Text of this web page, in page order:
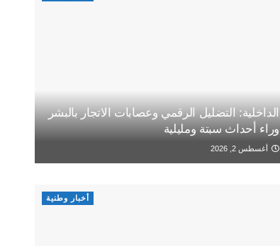
الداخلية: التضليل الرقمي وعصابات الاتجار بالبشر
وراء أحداث سبتة ومليلية
أغسطس 2, 2026
أخبار وطنية